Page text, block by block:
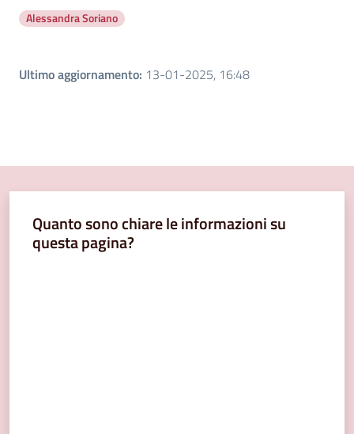
Alessandra Soriano
Ultimo aggiornamento: 13-01-2025, 16:48
Quanto sono chiare le informazioni su
questa pagina?